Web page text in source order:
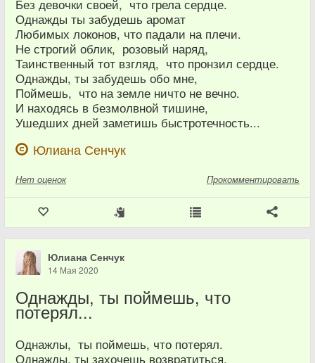
Без девочки своей, что грела сердце.
Однажды ты забудешь аромат
Любимых локонов, что падали на плечи.
Не строгий облик, розовый наряд,
Таинственный тот взгляд, что пронзил сердце.
Однажды, ты забудешь обо мне,
Поймешь, что на земле ничто не вечно.
И находясь в безмолвной тишине,
Ушедших дней заметишь быстротечность...
Юлиана Сенчук
Нет оценок Прокомментировать
Юлиана Сенчук
14 Мая 2020
Однажды, ты поймешь, что
потерял...
Однажлы, ты поймешь, что потерял.
Однажды, ты захочешь возвратиться.